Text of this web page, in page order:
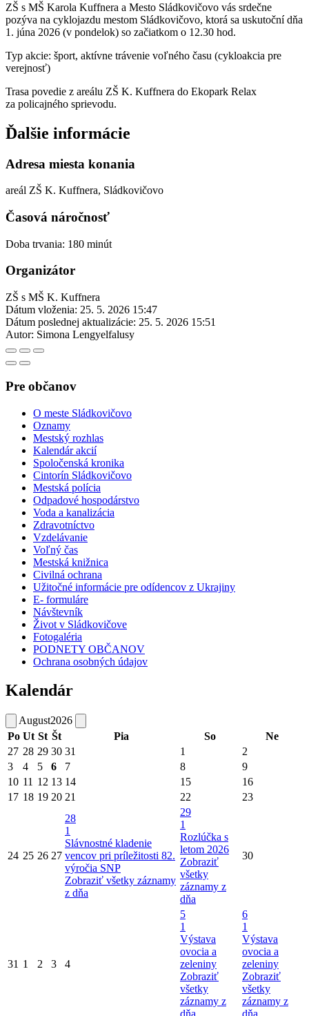
ZŠ s MŠ Karola Kuffnera a Mesto Sládkovičovo vás srdečne
pozýva na cyklojazdu mestom Sládkovičovo, ktorá sa uskutoční dňa
1. júna 2026 (v pondelok) so začiatkom o 12.30 hod.
Typ akcie: šport, aktívne trávenie voľného času (cykloakcia pre
verejnosť)
Trasa povedie z areálu ZŠ K. Kuffnera do Ekopark Relax
za policajného sprievodu.
Ďalšie informácie
Adresa miesta konania
areál ZŠ K. Kuffnera, Sládkovičovo
Časová náročnosť
Doba trvania: 180 minút
Organizátor
ZŠ s MŠ K. Kuffnera
Dátum vloženia: 25. 5. 2026 15:47
Dátum poslednej aktualizácie: 25. 5. 2026 15:51
Autor: Simona Lengyelfalusy
Pre občanov
O meste Sládkovičovo
Oznamy
Mestský rozhlas
Kalendár akcií
Spoločenská kronika
Cintorín Sládkovičovo
Mestská polícia
Odpadové hospodárstvo
Voda a kanalizácia
Zdravotníctvo
Vzdelávanie
Voľný čas
Mestská knižnica
Civilná ochrana
Užitočné informácie pre odídencov z Ukrajiny
E- formuláre
Návštevník
Život v Sládkovičove
Fotogaléria
PODNETY OBČANOV
Ochrana osobných údajov
Kalendár
August2026
Po Ut St Št Pia So
Ne
27 28 29 30 31 1
2
3
4 5 6 7 8
9
10 11 12 13 14 15
16
17 18 19 20 21 22 23
24 25 26 27
28
1
Slávnostné kladenie
vencov pri príležitosti 82.
výročia SNP
Zobraziť všetky záznamy
z dňa
29
1
Rozlúčka s
letom 2026
Zobraziť
všetky
záznamy z
dňa
30
31 1 2 3 4
5
1
Výstava
ovocia a
zeleniny
Zobraziť
všetky
záznamy z
6
1
Výstava
ovocia a
zeleniny
Zobraziť
všetky
záznamy z